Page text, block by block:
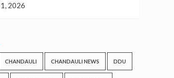
2026
CHANDAULI CHANDAULI NEWS DDU